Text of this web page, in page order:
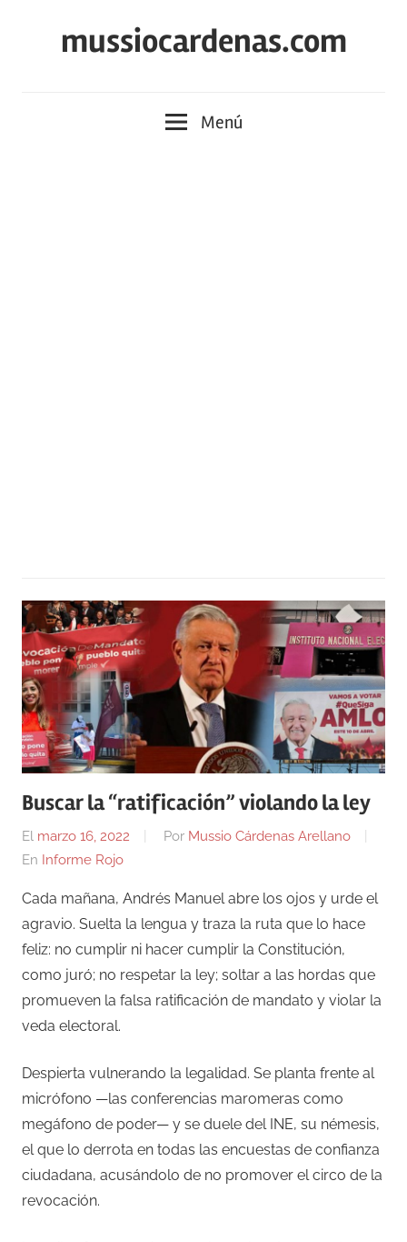
mussiocardenas.com
Menú
Buscar la “ratificación” violando la ley
El marzo 16, 2022 Por Mussio Cárdenas Arellano
En Informe Rojo
Cada mañana, Andrés Manuel abre los ojos y urde el
agravio. Suelta la lengua y traza la ruta que lo hace
feliz: no cumplir ni hacer cumplir la Constitución,
como juró; no respetar la ley; soltar a las hordas que
promueven la falsa ratificación de mandato y violar la
veda electoral.
Despierta vulnerando la legalidad. Se planta frente al
micrófono —las conferencias maromeras como
megáfono de poder— y se duele del INE, su némesis,
el que lo derrota en todas las encuestas de confianza
ciudadana, acusándolo de no promover el circo de la
revocación.